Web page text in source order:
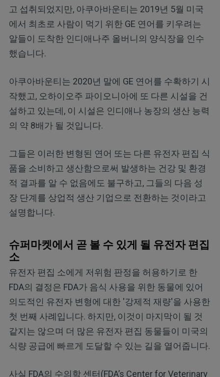
고 섭취되었지만, 아쿠아바운티는 2019년 5월 미국
에서 최초로 사람이 먹기 위한 GE 연어를 키우려는
알들이 도착한 인디애나주 올버니의 양식장을 인수
했습니다.
아쿠아바운티는 2020년 말에 GE 연어를 수확하기 시
작했고, 오하이오주 파이오니아에 또 다른 시설을 건
설하고 있는데, 이 시설은 인디애나 농장의 생산 능력
의 약 8배가 될 것입니다.
그들은 이러한 변형된 연어 또는 다른 유전자 편집 식
품을 소비하고 생산함으로써 발생하는 건강 및 환경
적 결과를 알 수 없음에도 불구하고, 그들의 다음 성
장 단계를 상업적 생산 기업으로 전환하는 것이라고
설명합니다.
슈퍼마켓에서 곧 볼 수 있게 될 유전자 편집
소
유전자 편집 소에게 저위험 판정을 허용하기로 한
FDA의 결정은 FDA가 음식 사용을 위한 동물에 있어
의도적인 유전자 변형에 대한 '강제적 재량'을 사용한
첫 번째 사례입니다. 하지만, 이것이 마지막이 될 것
같지는 않으며 더 많은 유전자 편집 동물들이 미국의
식량 공급에 빠르게 도달할 수 있는 길을 열어줍니다.
사실 FDA의 수의학 센터(FDA’s Center for Veterinary